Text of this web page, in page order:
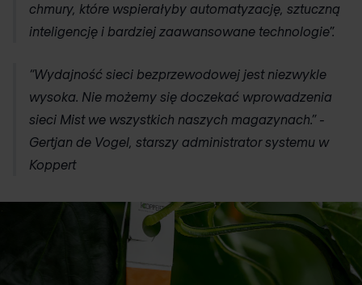
chmury, które wspierałyby automatyzację, sztuczną
inteligencję i bardziej zaawansowane technologie”.
“Wydajność sieci bezprzewodowej jest niezwykle
wysoka. Nie możemy się doczekać wprowadzenia
sieci Mist we wszystkich naszych magazynach.” -
Gertjan de Vogel, starszy administrator systemu w
Koppert